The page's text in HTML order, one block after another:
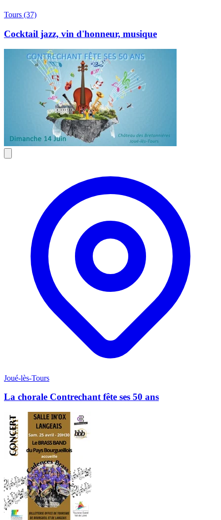
Tours (37)
Cocktail jazz, vin d'honneur, musique
Joué-lès-Tours
La chorale Contrechant fête ses 50 ans